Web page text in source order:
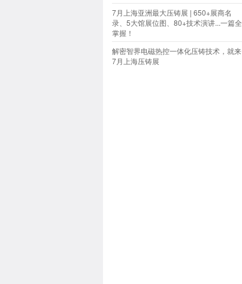
7月上海亚洲最大压铸展 | 650+展商名
录、5大馆展位图、80+技术演讲...一篇全
掌握！
解密智界电磁热控一体化压铸技术，就来
7月上海压铸展